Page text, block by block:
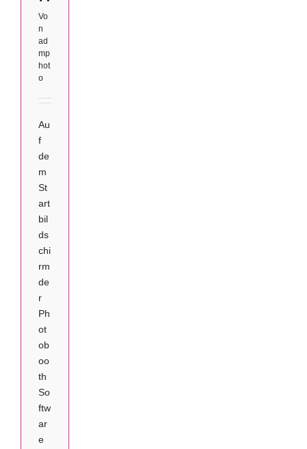
Vo
n
ad
mp
hot
o
Au
f
de
m
St
art
bil
ds
chi
rm
de
r
Ph
ot
ob
oo
th
So
ftw
ar
e